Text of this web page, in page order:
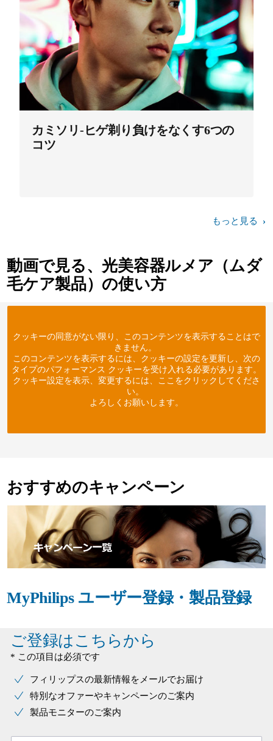
カミソリ-ヒゲ剃り負けをなくす6つの
コツ
もっと見る
動画で見る、光美容器ルメア（ムダ
毛ケア製品）の使い方
クッキーの同意がない限り、このコンテンツを表示することはで
きません。
このコンテンツを表示するには、クッキーの設定を更新し、次の
タイプのパフォーマンス クッキーを受け入れる必要があります。
クッキー設定を表示、変更するには、ここをクリックしてくださ
い。
よろしくお願いします。
おすすめのキャンペーン
MyPhilips ユーザー登録・製品登録
ご登録はこちらから
* この項目は必須です
フィリップスの最新情報をメールでお届け
特別なオファーやキャンペーンのご案内
製品モニターのご案内